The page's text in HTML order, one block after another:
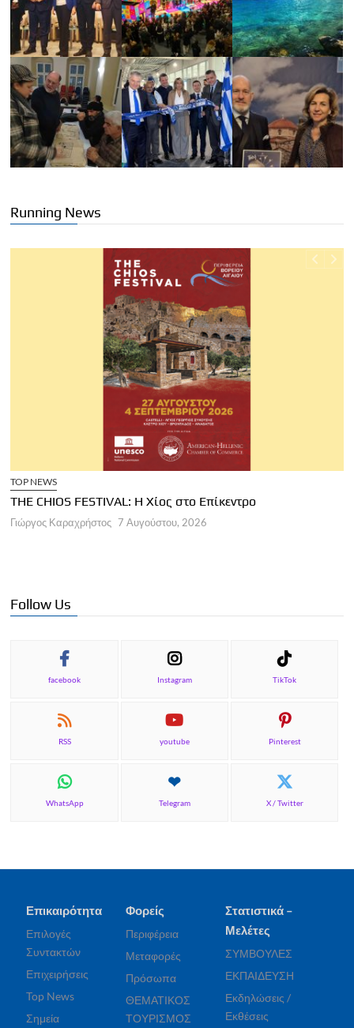
Running News
TOP NEWS
THE CHIOS FESTIVAL: Η Χίος στο Επίκεντρο
Γιώργος Καραχρήστος 7 Αυγούστου, 2026
Follow Us
facebook Instagram TikTok
RSS youtube Pinterest
WhatsApp Telegram X / Twitter
Επικαιρότητα
Επιλογές
Συντακτών
Επιχειρήσεις
Top News
Σημεία
Φορείς
Περιφέρεια
Μεταφορές
Πρόσωπα
ΘΕΜΑΤΙΚΟΣ
ΤΟΥΡΙΣΜΟΣ
Στατιστικά –
Μελέτες
ΣΥΜΒΟΥΛΕΣ
ΕΚΠΑΙΔΕΥΣΗ
Εκδηλώσεις /
Εκθέσεις